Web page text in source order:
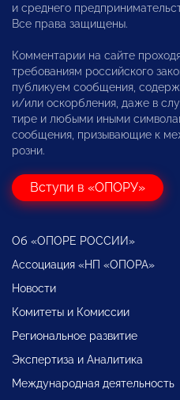
и среднего
Все права защищены.
Комментарии на сайте
требованиям российского
публикуем сообщения,
и/или оскорбления, даже в
тире и любыми иными
сообщения, призывающие к
розни.
Вступи в «ОПОРУ»
Об «ОПОРЕ РОССИИ»
Ассоциация «НП «ОПОРА»
Новости
Комитеты и Комиссии
Региональное развитие
Экспертиза и Аналитика
Международная деятельность